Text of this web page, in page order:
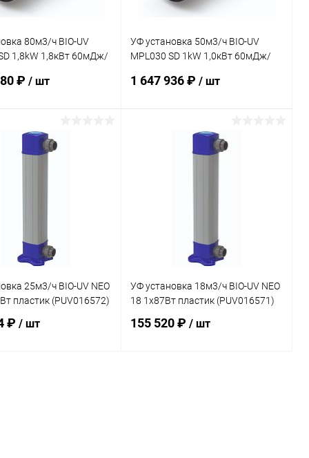
80м3/ч BIO-UV
1,8kW 1,8кВт 60мДж/
001)
₽ / шт
В корзину
УФ установка 50м3/ч BIO-UV
MPL030 SD 1kW 1,0кВт 60мДж/
(PMPX015001TD-001)
1 647 936 ₽/ шт
В корзину
25м3/ч BIO-UV NEO
пластик (PUV016572)
₽ / шт
УФ установка 18м3/ч BIO-UV NEO
18 1х87Вт пластик (PUV016571)
155 520 ₽/ шт